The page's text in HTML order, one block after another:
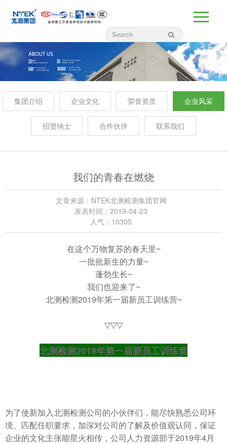
集团介绍 企业文化 荣誉资质 企业风采
招贤纳士 合作伙伴 联系我们
我们的青春在燃烧
文章来源：NTEK北测检测集团官网
发表时间：2019-04-23
人气：10305
在这个万物复苏的春天里~
一批批新生的力量~
蓬勃生长~
我们也迎来了~
北测检测2019年第一届新员工训练营~
▽▽▽
北测检测2019年第一届新员工训练营
为了使新加入北测检测公司的小伙伴们，能尽快熟悉公司环
境、匹配任职要求，加深对公司的了解及价值观认同，保证
企业的文化主张能星火相传，公司人力资源部于2019年4月